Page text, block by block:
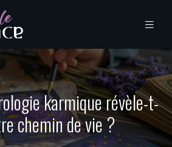
karmique révèle-t-
chemin de vie ?